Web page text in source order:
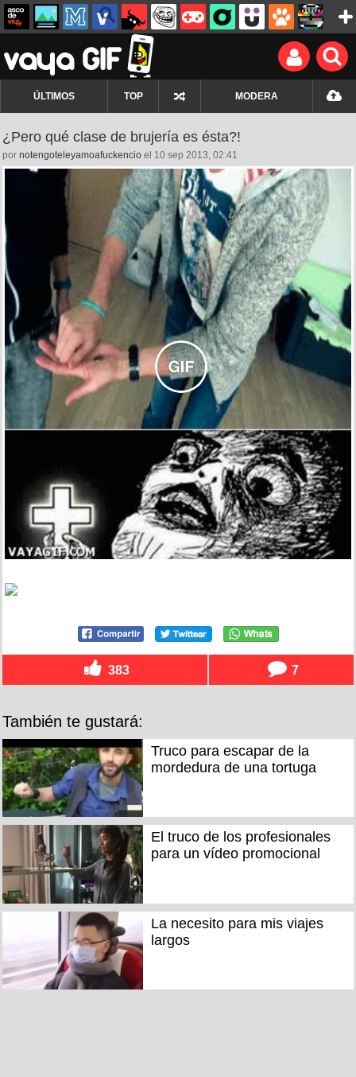
ÚLTIMOS TOP MODERA
¿Pero qué clase de brujería es ésta?!
por notengoteleyamoafuckencio el 10 sep 2013, 02:41
383 7
También te gustará:
Truco para escapar de la
mordedura de una tortuga
El truco de los profesionales
para un vídeo promocional
La necesito para mis viajes
largos